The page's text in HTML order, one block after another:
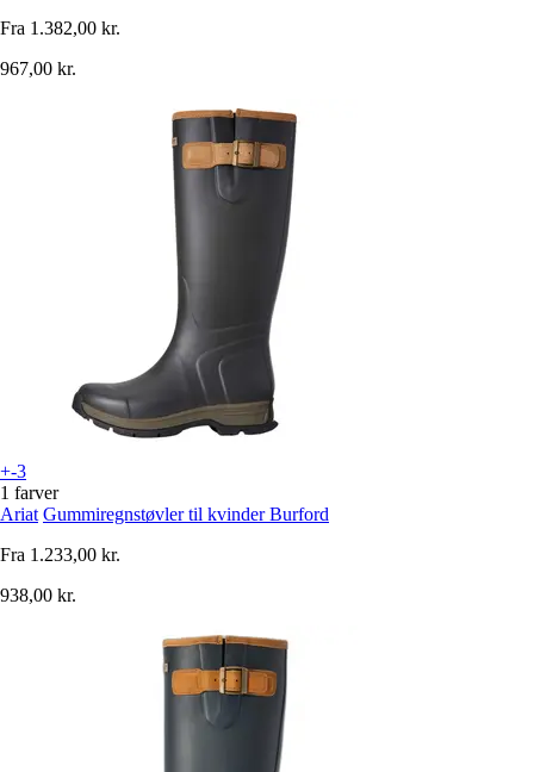
Fra 1.382,00 kr.
967,00 kr.
+-3
1 farver
Ariat Gummiregnstøvler til kvinder Burford
Fra 1.233,00 kr.
938,00 kr.